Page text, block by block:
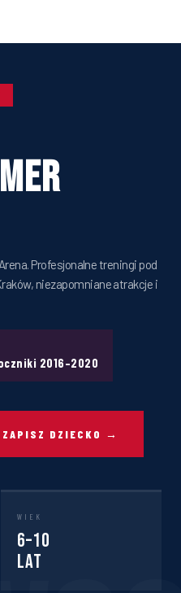
Profesjonalne treningi pod
niezapomniane atrakcje i
2016–2020
ZAPISZ DZIECKO →
WIEK
6–10
lat